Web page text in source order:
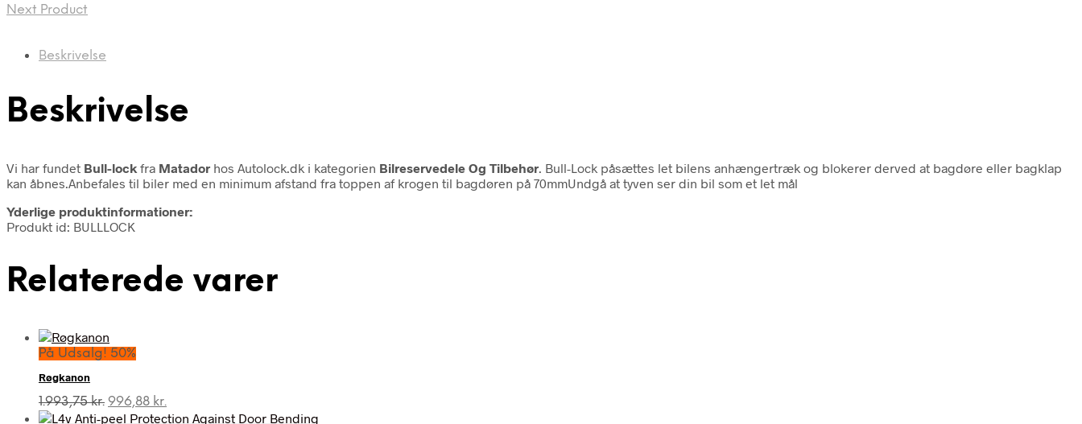
Next Product
Beskrivelse
Beskrivelse
Vi har fundet Bull-lock fra Matador hos Autolock.dk i kategorien Bilreservedele Og Tilbehør . Bull-Lock påsættes let bilens anhængertræk og blokerer derved at bagdøre eller bagklap
kan åbnes.Anbefales til biler med en minimum afstand fra toppen af krogen til bagdøren på 70mmUndgå at tyven ser din bil som et let mål
Yderlige produktinformationer:
Produkt id: BULLLOCK
Relaterede varer
På Udsalg! 50%
Røgkanon
1.993,75kr. Den
oprindelige
996,88 kr.
aktuelle